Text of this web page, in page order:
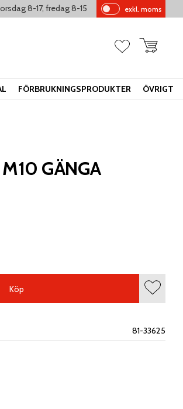
8-17, fredag 8-15
Pr
s
exkl. moms
FavoriterKundvagn
FÖRBRUKNINGSPRODUKTER ÖVRIGT
GÄNGA
Köp
Lägg
81-33625